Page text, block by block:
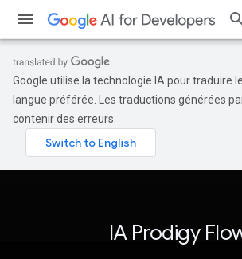
Google utilise la technologie IA pour traduire
langue préférée. Les traductions générées
contenir des erreurs.
IA Prodigy